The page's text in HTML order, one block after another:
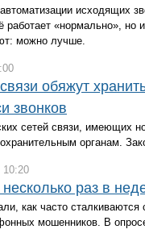
исходящих
«нормально», но
можно лучше.
обяжут
звонков
сетей связи, имеющих
органам.
10:20
раз в
как часто
мошенников. В